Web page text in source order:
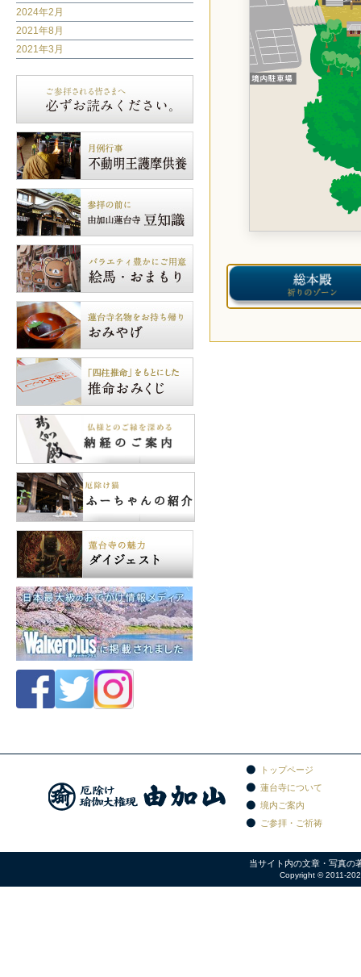
2024年2月
2021年8月
2021年3月
トップページ
蓮台寺について
境内ご案内
ご参拝・ご祈祷
当サイト内の文章・写真の
Copyright © 2011-